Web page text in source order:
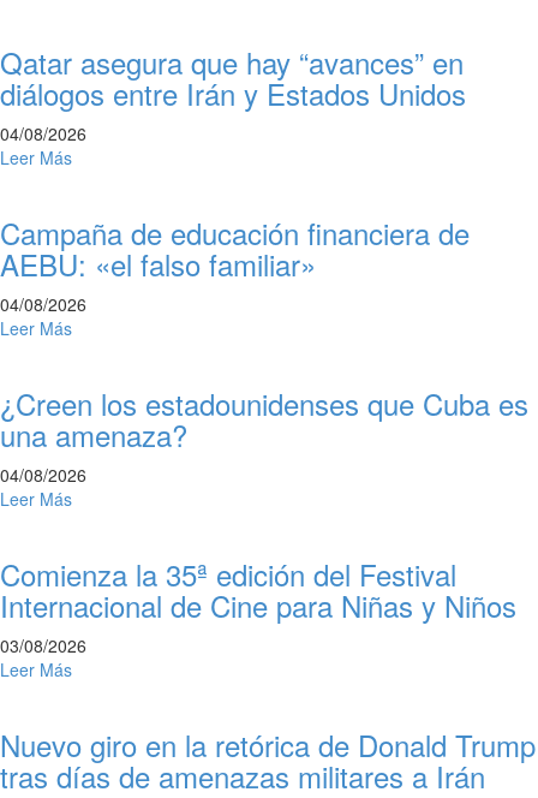
Qatar asegura que hay “avances” en
diálogos entre Irán y Estados Unidos
04/08/2026
Leer Más
Campaña de educación financiera de
AEBU: «el falso familiar»
04/08/2026
Leer Más
¿Creen los estadounidenses que Cuba es
una amenaza?
04/08/2026
Leer Más
Comienza la 35ª edición del Festival
Internacional de Cine para Niñas y Niños
03/08/2026
Leer Más
Nuevo giro en la retórica de Donald Trump
tras días de amenazas militares a Irán